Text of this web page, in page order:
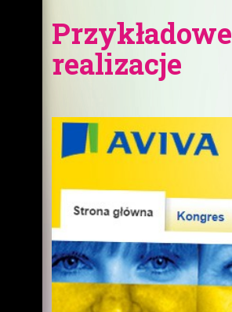
Przykładowe
realizacje